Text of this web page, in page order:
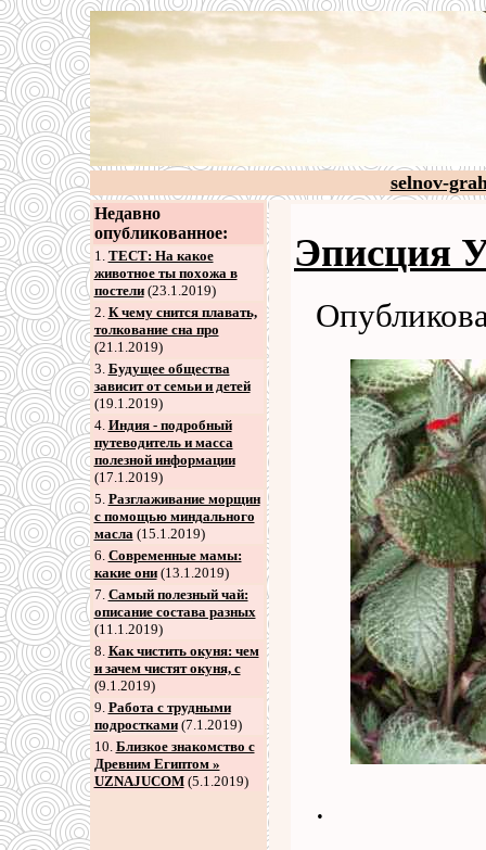
selnov-
Недавно
опубликованное:
1. ТЕСТ: На какое
животное ты похожа в
постели(23.1.2019)
2. К чему снится плавать,
толкование сна про
(21.1.2019)
3. Будущее общества
зависит от семьи и детей
(19.1.2019)
4. Индия - подробный
путеводитель и масса
полезной информации
(17.1.2019)
5. Разглаживание морщин
с помощью миндального
масла(15.1.2019)
6. Современные мамы:
какие они(13.1.2019)
7. Самый полезный чай:
описание состава разных
(11.1.2019)
8. Как чистить окуня: чем
и зачем чистят окуня, с
(9.1.2019)
9. Работа с трудными
подростками(7.1.2019)
10. Близкое знакомство с
Древним Египтом »
UZNAJUCOM(5.1.2019)
Эписция
.